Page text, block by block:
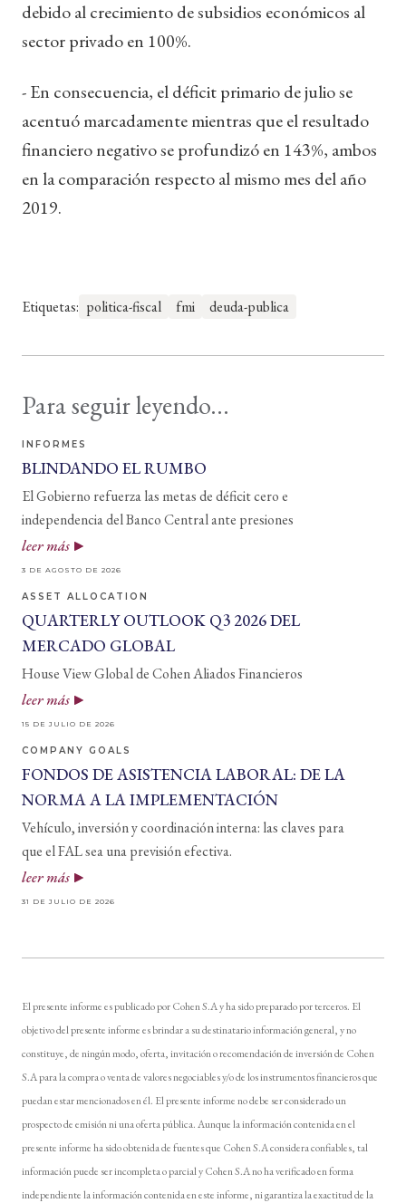
debido al crecimiento de subsidios económicos al
sector privado en 100%.
- En consecuencia, el déficit primario de julio se
acentuó marcadamente mientras que el resultado
financiero negativo se profundizó en 143%, ambos
en la comparación respecto al mismo mes del año
2019.
Etiquetas: politica-fiscal fmi deuda-publica
Para seguir leyendo...
INFORMES
BLINDANDO EL RUMBO
El Gobierno refuerza las metas de déficit cero e
independencia del Banco Central ante presiones
leer más
3 DE AGOSTO DE 2026
ASSET ALLOCATION
QUARTERLY OUTLOOK Q3 2026 DEL
MERCADO GLOBAL
House View Global de Cohen Aliados Financieros
leer más
15 DE JULIO DE 2026
COMPANY GOALS
FONDOS DE ASISTENCIA LABORAL: DE LA
NORMA A LA IMPLEMENTACIÓN
Vehículo, inversión y coordinación interna: las claves para
que el FAL sea una previsión efectiva.
leer más
31 DE JULIO DE 2026
El presente informe es publicado por Cohen S.A y ha sido preparado por terceros. El
objetivo del presente informe es brindar a su destinatario información general, y no
constituye, de ningún modo, oferta, invitación o recomendación de inversión de Cohen
S.A para la compra o venta de valores negociables y/o de los instrumentos financieros que
puedan estar mencionados en él. El presente informe no debe ser considerado un
prospecto de emisión ni una oferta pública. Aunque la información contenida en el
presente informe ha sido obtenida de fuentes que Cohen S.A considera confiables, tal
información puede ser incompleta o parcial y Cohen S.A no ha verificado en forma
independiente la información contenida en este informe, ni garantiza la exactitud de la